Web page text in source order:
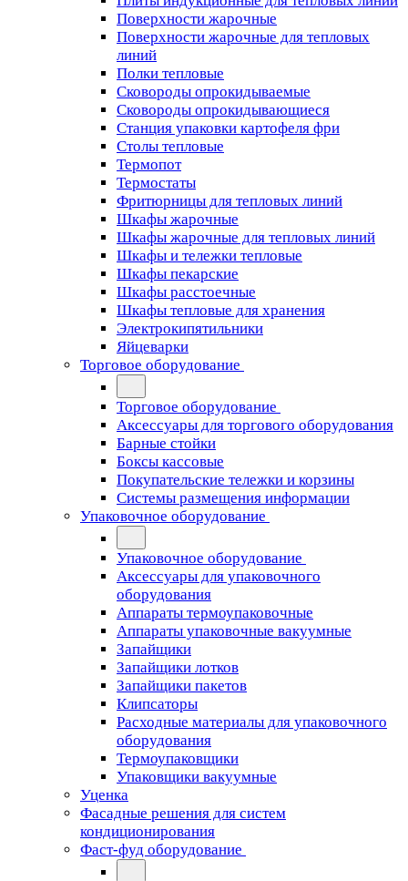
Поверхности жарочные
Поверхности жарочные для тепловых
линий
Полки тепловые
Сковороды опрокидываемые
Сковороды опрокидывающиеся
Станция упаковки картофеля фри
Столы тепловые
Термопот
Термостаты
Фритюрницы для тепловых линий
Шкафы жарочные
Шкафы жарочные для тепловых линий
Шкафы и тележки тепловые
Шкафы пекарские
Шкафы расстоечные
Шкафы тепловые для хранения
Электрокипятильники
Яйцеварки
Торговое оборудование
Торговое оборудование
Аксессуары для торгового оборудования
Барные стойки
Боксы кассовые
Покупательские тележки и корзины
Системы размещения информации
Упаковочное оборудование
Упаковочное оборудование
Аксессуары для упаковочного
оборудования
Аппараты термоупаковочные
Аппараты упаковочные вакуумные
Запайщики
Запайщики лотков
Запайщики пакетов
Клипсаторы
Расходные материалы для упаковочного
оборудования
Термоупаковщики
Упаковщики вакуумные
Уценка
Фасадные решения для систем
кондиционирования
Фаст-фуд оборудование